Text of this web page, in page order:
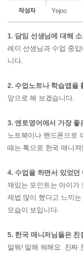
작성자 Yejoo
1. 담임 선생님에 대해
레이 선생님과 수업 중
니다.
2. 수업노트나 학습앱을
앞으로 해 보겠습니다.
3. 엔토영어에서 가장 좋
노트북이나 핸드폰으로
때는 톡으로 한국 매니
4. 수업을 하면서 있었던
재밌는 포인트는 아이가
제법 많이 했다고 느끼
모습이 보입니다.
5. 한국 매니저님들은 친
말뭐! 말해 뭐해요. 진짜